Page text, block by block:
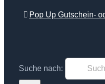
Pop Up Gutschein-
Suche nach: